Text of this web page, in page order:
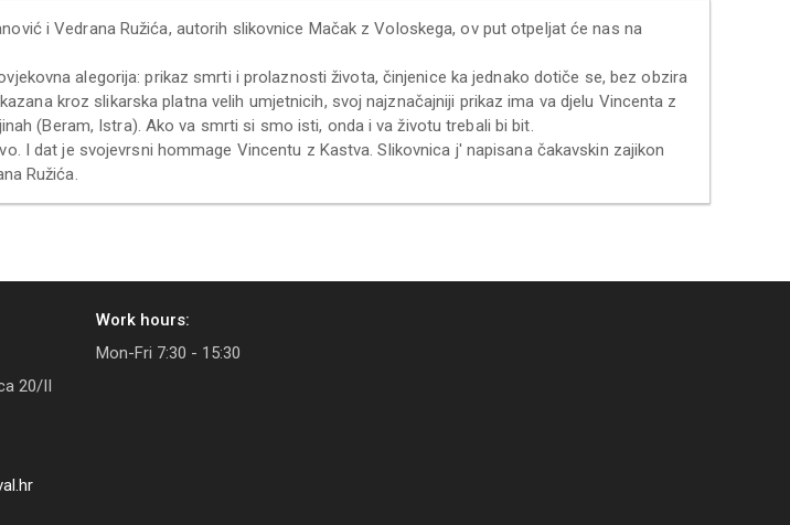
i Vedrana Ružića, autorih slikovnice Mačak z Voloskega, ov put otpeljat će nas na
alegorija: prikaz smrti i prolaznosti života, činjenice ka jednako dotiče se, bez obzira
kroz slikarska platna velih umjetnicih, svoj najznačajniji prikaz ima va djelu Vincenta z
(Beram, Istra). Ako va smrti si smo isti, onda i va životu trebali bi bit.
I dat je svojevrsni hommage Vincentu z Kastva. Slikovnica j' napisana čakavskin zajikon
Ružića.
20/II
Work hours:
Mon-Fri 7:30 - 15:30